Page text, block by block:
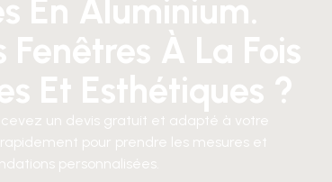
En Aluminium.
À La Fois
Et Esthétiques ?
un devis gratuit et adapté à votre
pour prendre les mesures et
personnalisées.